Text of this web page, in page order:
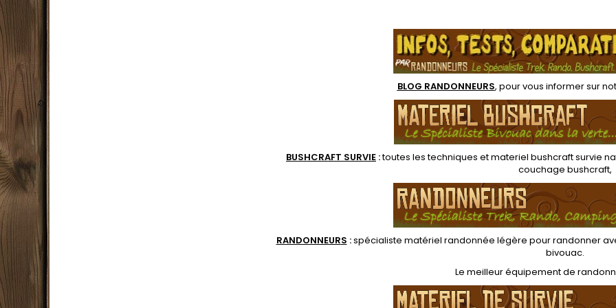
équipement dans un sac à
randonnée, kit de survie
pour la protection et
séparation de votre
équipement dans un sac à
dos
les
BLOG RANDONNEURS, pour vous informer sur
BUSHCRAFT SURVIE :toutes les techniques etmateriel bushcraft survie
couchage bushcraft,
RANDONNEURS :spécialiste matériel randonnée légère pour randonner
bivouac.
Le meilleur équipement de